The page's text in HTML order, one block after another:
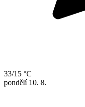
33/15 °C
pondělí 10. 8.